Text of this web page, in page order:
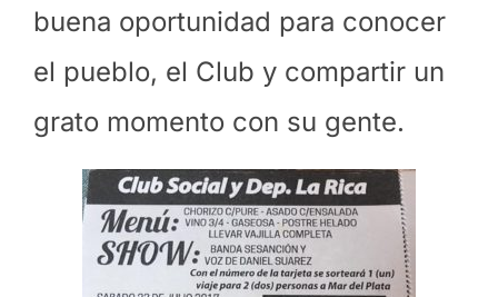
buena oportunidad para conocer
el pueblo, el Club y compartir un
grato momento con su gente.